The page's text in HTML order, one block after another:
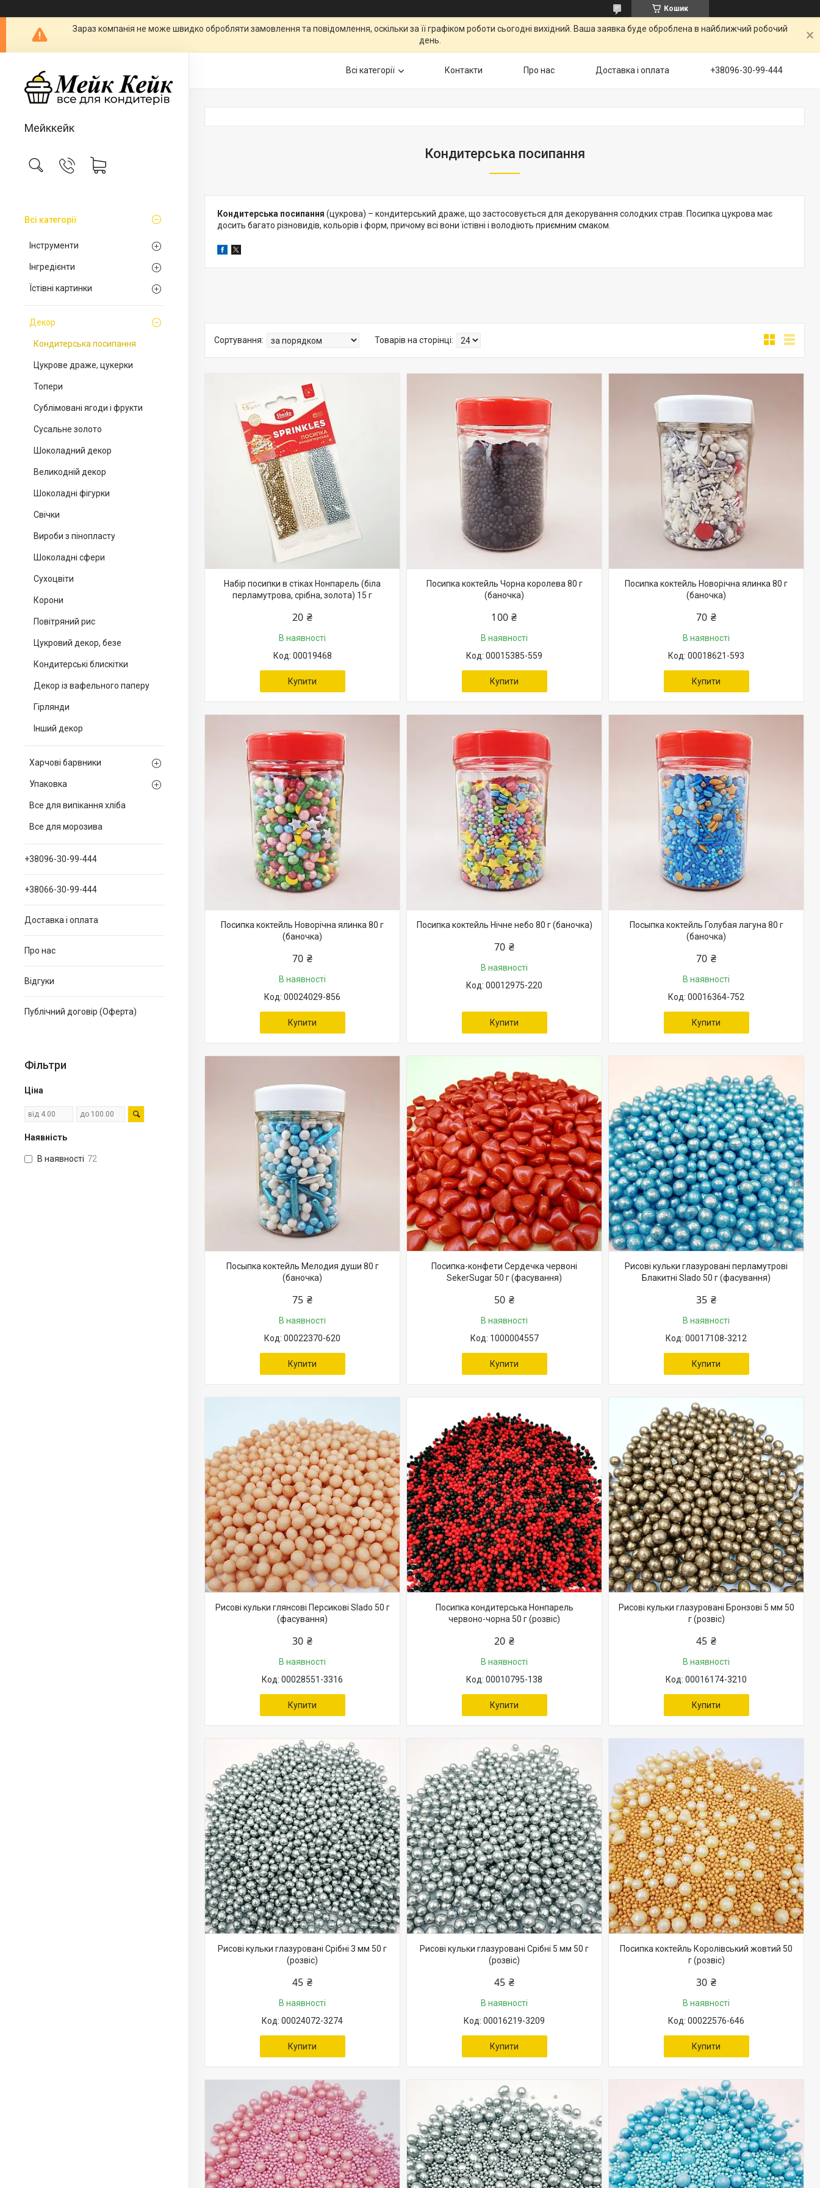
Кошик
Зараз компанія не може швидко обробляти замовлення та повідомлення, оскільки за її графіком роботи сьогодні вихідний. Ваша заявка буде оброблена в найближчий робочий
день.
Мейккейк
Всі категорії
Інструменти
Інгредієнти
Їстівні картинки
Декор
Кондитерська посипання
Цукрове драже, цукерки
Топери
Сублімовані ягоди і фрукти
Сусальне золото
Шоколадний декор
Великодній декор
Шоколадні фігурки
Свічки
Вироби з пінопласту
Шоколадні сфери
Сухоцвіти
Корони
Повітряний рис
Цукровий декор, безе
Кондитерські блискітки
Декор із вафельного паперу
Гірлянди
Інший декор
Харчові барвники
Упаковка
Все для випікання хліба
Все для морозива
+38096-30-99-444
+38066-30-99-444
Доставка і оплата
Про нас
Відгуки
Публічний договір (Оферта)
Фільтри
Ціна
Наявність
В наявності 72
Всі категорії Контакти Про нас Доставка і оплата +38096-30-99-444
Кондитерська посипання
Кондитерська посипання (цукрова) – кондитерський драже, що застосовується для декорування солодких страв. Посипка цукрова має
досить багато різновидів, кольорів і форм, причому всі вони їстівні і володіють приємним смаком.
Набір посипки в стіках Нонпарель (біла
перламутрова, срібна, золота) 15 г
20 ₴
В наявності
00019468
Купити
Посипка коктейль Чорна королева 80 г
(баночка)
100 ₴
В наявності
00015385-559
Купити
Посипка коктейль Новорічна ялинка 80 г
(баночка)
70 ₴
В наявності
00018621-593
Купити
Посипка коктейль Новорічна ялинка 80 г
(баночка)
70 ₴
В наявності
00024029-856
Купити
Посипка коктейль Нічне небо 80 г (баночка)
70 ₴
В наявності
00012975-220
Купити
Посыпка коктейль Голубая лагуна 80 г
(баночка)
70 ₴
В наявності
00016364-752
Купити
Посыпка коктейль Мелодия души 80 г
(баночка)
75 ₴
В наявності
00022370-620
Купити
Посипка-конфети Сердечка червоні
SekerSugar 50 г (фасування)
50 ₴
В наявності
1000004557
Купити
Рисові кульки глазуровані перламутрові
Блакитні Slado 50 г (фасування)
35 ₴
В наявності
00017108-3212
Купити
Рисові кульки глянсові Персикові Slado 50 г
(фасування)
30 ₴
В наявності
00028551-3316
Купити
Посипка кондитерська Нонпарель
червоно-чорна 50 г (розвіс)
20 ₴
В наявності
00010795-138
Купити
Рисові кульки глазуровані Бронзові 5 мм 50
г (розвіс)
45 ₴
В наявності
00016174-3210
Купити
Рисові кульки глазуровані Срібні 3 мм 50 г
(розвіс)
45 ₴
В наявності
00024072-3274
Купити
Рисові кульки глазуровані Срібні 5 мм 50 г
(розвіс)
45 ₴
В наявності
00016219-3209
Купити
Посипка коктейль Королівський жовтий 50
г (розвіс)
30 ₴
В наявності
00022576-646
Купити